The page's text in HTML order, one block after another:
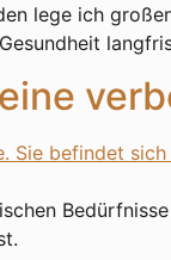
lege ich